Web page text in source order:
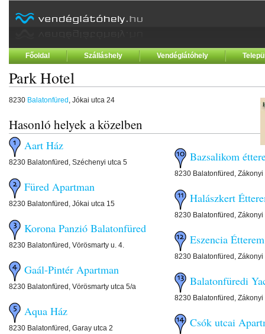
Főoldal Szálláshely Vendéglátóhely
Park Hotel
8230 Balatonfüred , Jókai utca 24
Hasonló helyek a közelben
Aart Ház
8230 Balatonfüred, Széchenyi utca 5
Füred Apartman
8230 Balatonfüred, Jókai utca 15
Korona Panzió Balatonfüred
8230 Balatonfüred, Vörösmarty u. 4.
Gaál-Pintér Apartman
8230 Balatonfüred, Vörösmarty utca 5/a
Aqua Ház
8230 Balatonfüred, Garay utca 2
Bazsalikom
8230 Balatonfüred, Zákonyi
Halászkert
8230 Balatonfüred, Zákonyi
Eszencia
8230 Balatonfüred,
Balatonfüredi
8230 Balatonfüred, Zákonyi
Csók utcai